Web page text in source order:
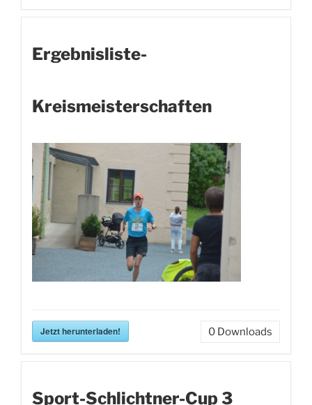
Ergebnisliste-
Kreismeisterschaften
Jetzt herunterladen! 0 Downloads
Sport-Schlichtner-Cup 3